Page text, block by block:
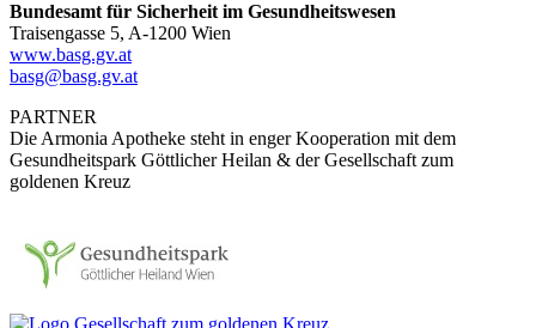
Bundesamt für Sicherheit im Gesundheitswesen
Traisengasse 5, A-1200 Wien
www.basg.gv.at
basg@basg.gv.at
PARTNER
Die Armonia Apotheke steht in enger Kooperation mit dem
Gesundheitspark Göttlicher Heilan & der Gesellschaft zum
goldenen Kreuz